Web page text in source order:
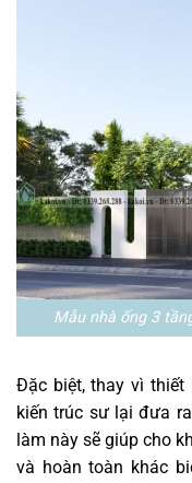
Mẫu nhà ống 3
Đặc biệt, thay vì thiết
kiến trúc sư lại đưa
làm này sẽ giúp cho
và hoàn toàn khác